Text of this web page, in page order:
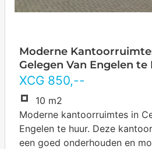
Moderne
Gelegen Van Engelen te
XCG 850,--
10 m2
Moderne kantoorruimtes in
Engelen te huur. Deze
een goed onderhouden en